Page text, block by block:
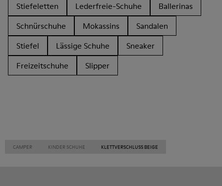
Stiefeletten Lederfreie-Schuhe
Ballerinas
Schnürschuhe
Mokassins
Sandalen
Stiefel
Lässige Schuhe
Sneaker
Freizeitschuhe
Slipper
CAMPER KINDER SCHUHE KLETTVERSCHLUSS BEIGE